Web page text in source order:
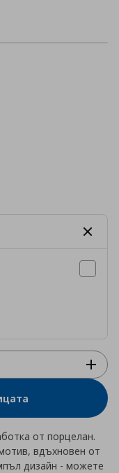
от порцелан.
вдъхновен от
дизайн - можете